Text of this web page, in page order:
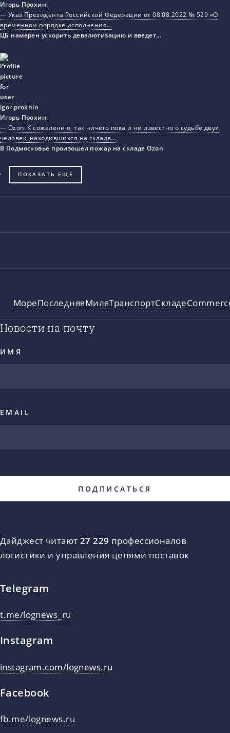
Игорь Прохин:
— Указ Президента Российской Федерации от 08.08.2022 № 529 «О
временном порядке исполнения…
ЦБ намерен ускорить девалютизацию и введет…
Игорь Прохин:
— Ozon: К сожалению, так ничего пока и не известно о судьбе двух
человек, находившихся на складе…
В Подмосковье произошел пожар на складе Ozon
ПОКАЗАТЬ ЕЩЁ
МореПоследняяМиляТранспортСклад
Новости на почту
ИМЯ
EMAIL
Дайджест читают 27 229 профессионалов
логистики и управления цепями поставок
Telegram
t.me/lognews_ru
Instagram
instagram.com/lognews.ru
Facebook
fb.me/lognews.ru